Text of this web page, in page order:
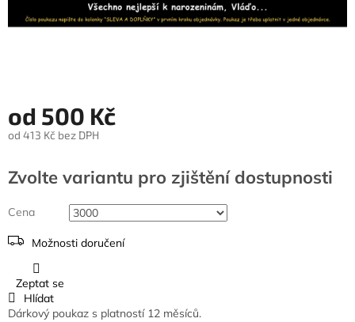
od 500 Kč
od 413 Kč bez DPH
cena:
Zvolte variantu
Cena
Možnosti doručení
Dárkový poukaz s platností 12 měsíců.
Zeptat se
Hlídat